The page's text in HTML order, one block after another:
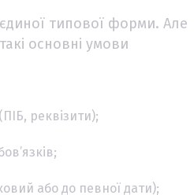
типової форми. Але
основні умови
(ПІБ, реквізити);
або до певної дати);